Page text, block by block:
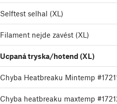
Selftest selhal (XL)
Filament nejde zavést (XL)
Ucpaná tryska/hotend (XL)
Chyba Heatbreaku Mintemp
Chyba heatbreaku maxtemp